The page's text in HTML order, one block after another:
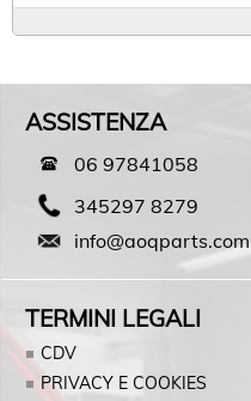
ASSISTENZA
06 97841058
345297 8279
info@aoqparts.com
TERMINI LEGALI
CDV
PRIVACY E COOKIES